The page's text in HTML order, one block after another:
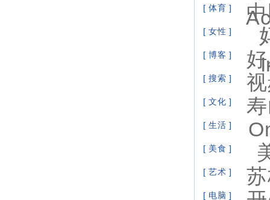
[ 体育 ]
[ 女性 ]
[ 博客 ]
[ 搜索 ]
[ 文化 ]
[ 生活 ]
[ 美食 ]
[ 艺术 ]
[ 电脑 ]